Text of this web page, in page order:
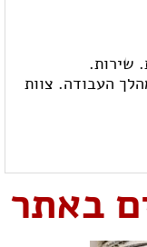
שירות.
העבודה. צוות
באתר